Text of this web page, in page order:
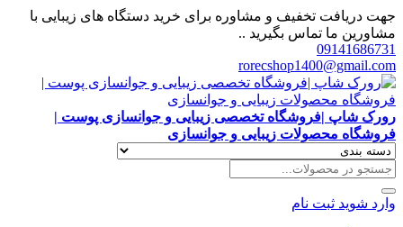
جهت دریافت تخفیف و مشاوره برای خرید دستگاه های زیبایی با
مشاورین ما تماس بگیرید ..
09141686731
rorecshop1400@gmail.com
رورک شاپ |فروشگاه تخصصی زیبایی و جوانسازی پوست |
فروشگاه محصولات زیبایی و جوانسازی
وارد شوید ثبت نام